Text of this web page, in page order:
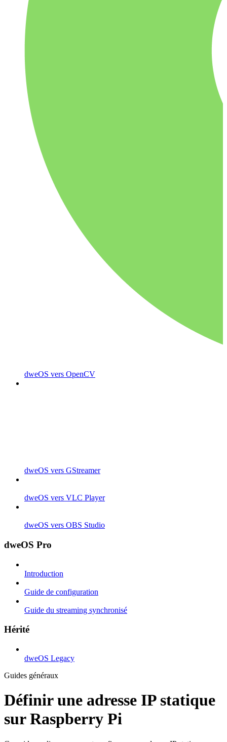
dweOS vers OpenCV
dweOS vers GStreamer
dweOS vers VLC Player
dweOS vers OBS Studio
dweOS Pro
Introduction
Guide de configuration
Guide du streaming synchronisé
Hérité
dweOS Legacy
Guides généraux
Définir une adresse IP statique
sur Raspberry Pi